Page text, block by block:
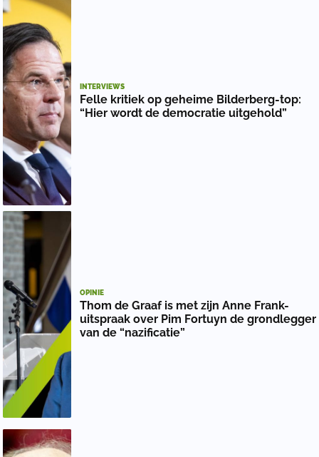
INTERVIEWS
Felle kritiek op geheime Bilderberg-top:
“Hier wordt de democratie uitgehold”
OPINIE
Thom de Graaf is met zijn Anne Frank-
uitspraak over Pim Fortuyn de grondlegger
van de “nazificatie”